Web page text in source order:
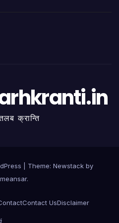
क्रान्ति
Theme: Newstackby
.
Contact UsDisclaimer